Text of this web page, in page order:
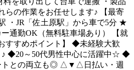
らの作業をお任せします♪ 【最寄
・JR「佐土原駅」から車で5分 ★
通勤OK（無料駐車場あり） 【就
すすめポイント】 ◆未経験大歓
♪ ◆20～50代男性中心に活躍中☆ ◆
トとの両立も◎ △▼△日払い・週